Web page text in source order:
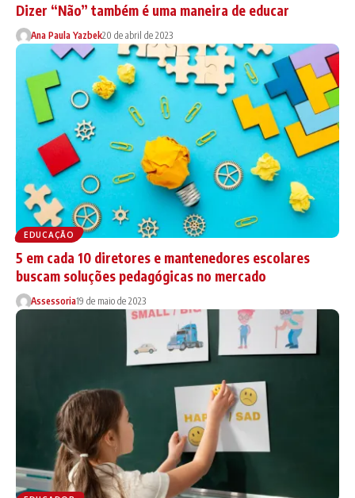
Dizer “Não” também é uma maneira de educar
Ana Paula Yazbek20 de abril de 2023
EDUCAÇÃO
5 em cada 10 diretores e mantenedores escolares
buscam soluções pedagógicas no mercado
Assessoria19 de maio de 2023